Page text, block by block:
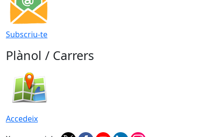
Subscriu-te
Plànol / Carrers
Accedeix